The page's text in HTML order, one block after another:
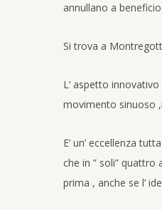
annullano a
Si trova a
L’ aspetto
movimento sinuoso
E’ un’ eccellenza
che in ” soli”
prima , anche se l’